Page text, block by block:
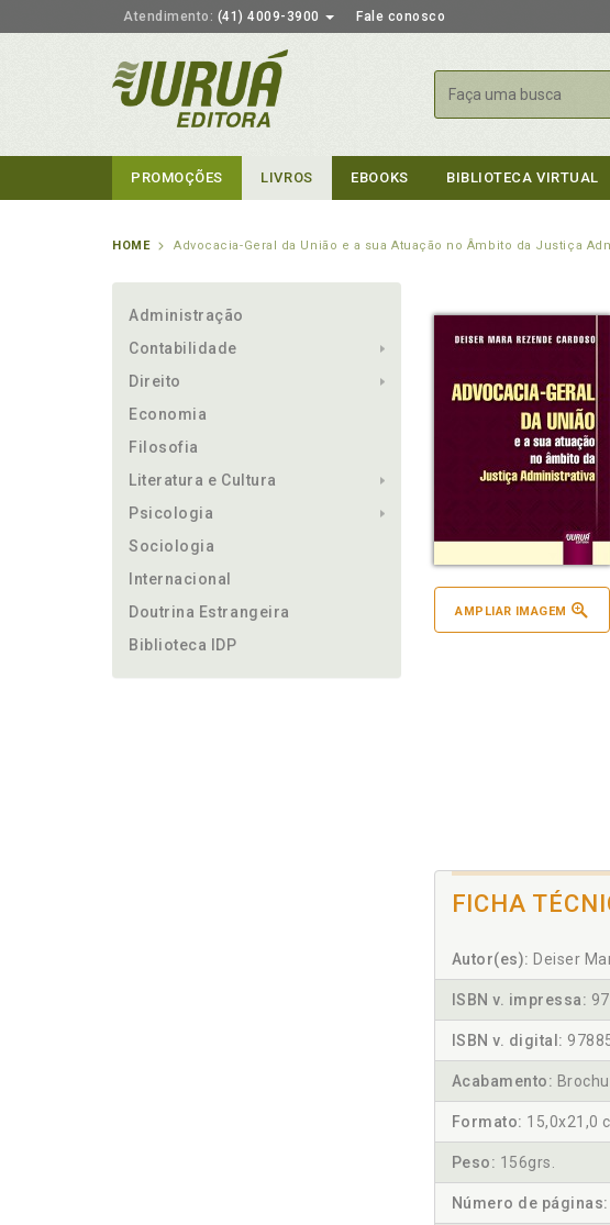
Atendimento: (41) 4009-3900 Fale conosco
Buscar
PROMOÇÕES LIVROS EBOOKS BIBLIOTECA VIRTUAL
HOME Advocacia-Geral da União e a sua Atuação no Âmbito da Justiça
Administração
Contabilidade
Direito
Economia
Filosofia
Literatura e Cultura
Psicologia
Sociologia
Internacional
Doutrina Estrangeira
Biblioteca IDP
AMPLIAR IMAGEM
FICHA
Autor(es): Deiser
ISBN v. impressa:
ISBN v. digital:
Acabamento:
Formato: 15,0x21,0
Peso: 156grs.
Número de páginas: